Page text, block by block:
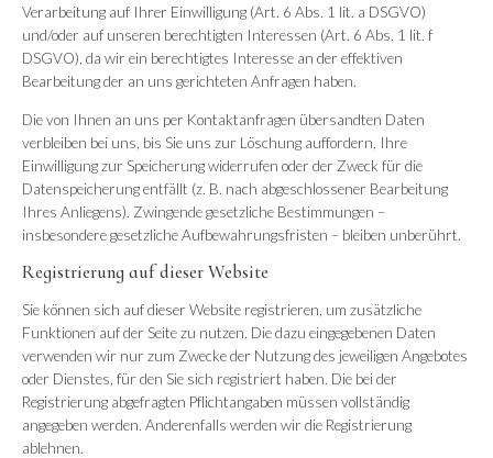
Verarbeitung auf Ihrer Einwilligung (Art. 6 Abs. 1 lit. a DSGVO)
und/oder auf unseren berechtigten Interessen (Art. 6 Abs. 1 lit. f
DSGVO), da wir ein berechtigtes Interesse an der effektiven
Bearbeitung der an uns gerichteten Anfragen haben.
Die von Ihnen an uns per Kontaktanfragen übersandten Daten
verbleiben bei uns, bis Sie uns zur Löschung auffordern, Ihre
Einwilligung zur Speicherung widerrufen oder der Zweck für die
Datenspeicherung entfällt (z. B. nach abgeschlossener Bearbeitung
Ihres Anliegens). Zwingende gesetzliche Bestimmungen –
insbesondere gesetzliche Aufbewahrungsfristen – bleiben unberührt.
Registrierung auf dieser Website
Sie können sich auf dieser Website registrieren, um zusätzliche
Funktionen auf der Seite zu nutzen. Die dazu eingegebenen Daten
verwenden wir nur zum Zwecke der Nutzung des jeweiligen Angebotes
oder Dienstes, für den Sie sich registriert haben. Die bei der
Registrierung abgefragten Pflichtangaben müssen vollständig
angegeben werden. Anderenfalls werden wir die Registrierung
ablehnen.